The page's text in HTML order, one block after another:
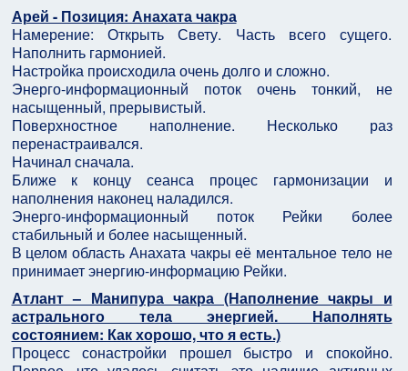
Арей - Позиция: Анахата чакра
Намерение: Открыть Свету. Часть всего сущего.
Наполнить гармонией.
Настройка происходила очень долго и сложно.
Энерго-информационный поток очень тонкий, не
насыщенный, прерывистый.
Поверхностное наполнение. Несколько раз
перенастраивался.
Начинал сначала.
Ближе к концу сеанса процес гармонизации и
наполнения наконец наладился.
Энерго-информационный поток Рейки более
стабильный и более насыщенный.
В целом область Анахата чакры её ментальное тело не
принимает энергию-информацию Рейки.
Атлант – Манипура чакра (Наполнение чакры и
астрального тела энергией. Наполнять
состоянием: Как хорошо, что я есть.)
Процесс сонастройки прошел быстро и спокойно.